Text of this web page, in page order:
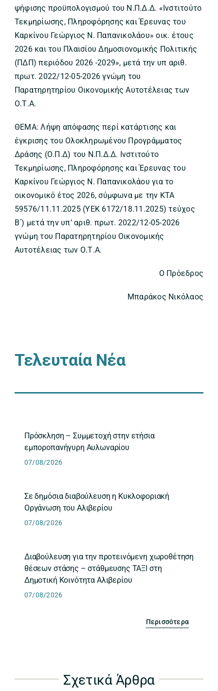
ψήφισης προϋπολογισμού του Ν.Π.Δ.Δ. «Ινστιτούτο
Τεκμηρίωσης, Πληροφόρησης και Έρευνας του
Καρκίνου Γεώργιος Ν. Παπανικολάου» οικ. έτους
2026 και του Πλαισίου Δημοσιονομικής Πολιτικής
(ΠΔΠ) περιόδου 2026 -2029», μετά την υπ αριθ.
πρωτ. 2022/12-05-2026 γνώμη του
Παρατηρητηρίου Οικονομικής Αυτοτέλειας των
Ο.Τ.Α.
ΘΕΜΑ: Λήψη απόφασης περί κατάρτισης και
έγκρισης του Ολοκληρωμένου Προγράμματος
Δράσης (Ο.Π.Δ) του Ν.Π.Δ.Δ. Ινστιτούτο
Τεκμηρίωσης, Πληροφόρησης και Έρευνας του
Καρκίνου Γεώργιος Ν. Παπανικολάου για το
οικονομικό έτος 2026, σύμφωνα με την ΚΤΑ
59576/11.11.2025 (ΥΕΚ 6172/18.11.2025) τεύχος
Β΄) μετά την υπ’ αριθ. πρωτ. 2022/12-05-2026
γνώμη του Παρατηρητηρίου Οικονομικής
Αυτοτέλειας των Ο.Τ.Α.
Ο Πρόεδρος
Μπαράκος Νικόλαος
Τελευταία Νέα
Πρόσκληση – Συμμετοχή στην ετήσια
εμποροπανήγυρη Αυλωναρίου
07/08/2026
Σε δημόσια διαβούλευση η Κυκλοφοριακή
Οργάνωση του Αλιβερίου
07/08/2026
Διαβούλευση για την προτεινόμενη χωροθέτηση
θέσεων στάσης – στάθμευσης ΤΑΞΙ στη
Δημοτική Κοινότητα Αλιβερίου
07/08/2026
Περισσότερα
Σχετικά Άρθρα